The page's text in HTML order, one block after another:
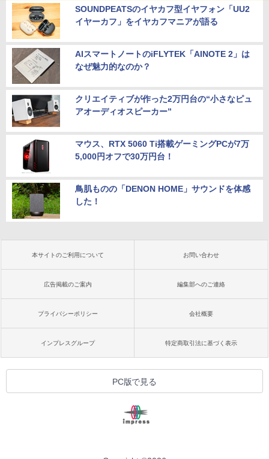
SOUNDPEATSのイヤカフ型イヤフォン「UU2
イヤーカフ」をイヤカフマニアが語る
AIスマートノートのiFLYTEK「AINOTE 2」は
なぜ魅力的なのか？
クリエイティブが作った2万円台の“小さなピュ
アオーディオスピーカー”
マウス、RTX 5060 Ti搭載ゲーミングPCが7万
5,000円オフで30万円台！
鳥肌ものの「DENON HOME」サウンドを体感
した！
本サイトのご利用について お問い合わせ
広告掲載のご案内 編集部へのご連絡
プライバシーポリシー 会社概要
インプレスグループ 特定商取引法に基づく表示
PC版で見る